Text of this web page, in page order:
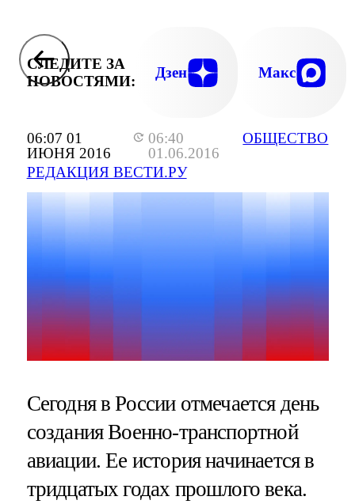
06:07 01
ИЮНЯ 2016
06:40
01.06.2016
РЕДАКЦИЯ ВЕСТИ.РУ
ОБЩЕСТВО
СЛЕДИТЕ ЗА
НОВОСТЯМИ:
Дзен Макс
Сегодня в России отмечается день
создания Военно-транспортной
авиации. Ее история начинается в
тридцатых годах прошлого века.